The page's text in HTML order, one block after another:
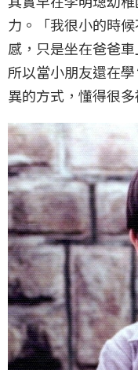
力。「我很小的時
感，只是坐在爸爸
所以當小朋友還在
異的方式，懂得很多